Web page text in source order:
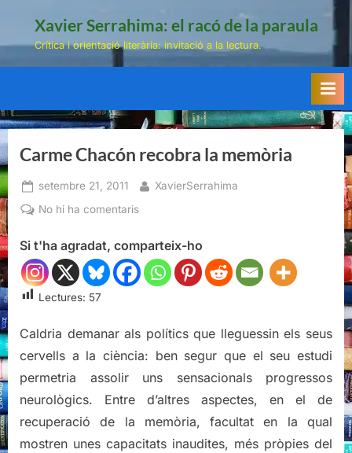
Xavier Serrahima: el racó de la paraula
Crítica i orientació literària: invitació a la lectura.
Carme Chacón recobra la memòria
Posted
on
setembre 21, 2011 By
XavierSerrahima
No hi ha comentarisa
Chacón
recobra
la
Si t'ha agradat, comparteix-ho
Lectures: 57
Caldria demanar als polítics que lleguessin els seus
cervells a la ciència: ben segur que el seu estudi
permetria assolir uns sensacionals progressos
neurològics. Entre d’altres aspectes, en el de
recuperació de la memòria, facultat en la qual
mostren unes capacitats inaudites, més pròpies del